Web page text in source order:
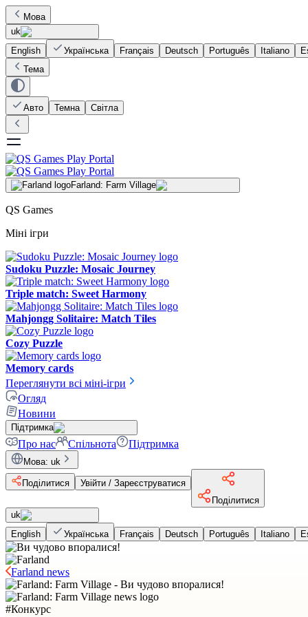
Мова
uk
English
Українська Français Deutsch Português Italiano
Тема
Авто Темна Світла
Farland: Farm Village
QS Games
Міні ігри
Sudoku Puzzle: Mosaic Journey
Triple match: Sweet Harmony
Mahjongg Solitaire: Match Tiles
Cozy Puzzle
Memory cards
Переглянути всі міні-ігри
Огляд
Новини
Підтримка
Про нас Спільнота Підтримка
Мова: uk
Поділитися
Увійти / Зареєструватися
Поділитися
uk
English
Українська Français Deutsch Português Italiano
Farland news
#Конкурс